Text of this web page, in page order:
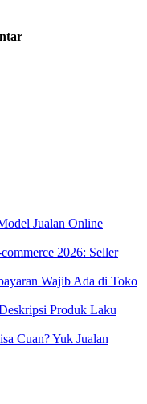
Jualan Online
2026: Seller
Wajib Ada di Toko
Produk Laku
Cuan? Yuk Jualan